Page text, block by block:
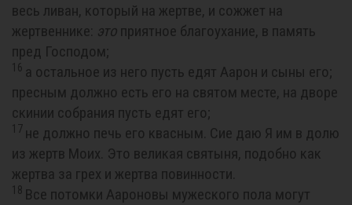
весь ливан, который на жертве, и сожжет на
жертвеннике: это приятное благоухание, в память
пред Господом;
16 а остальное из него пусть едят Аарон и сыны его;
пресным должно есть его на святом месте, на дворе
скинии собрания пусть едят его;
17 не должно печь его квасным. Сие даю Я им в долю
из жертв Моих. Это великая святыня, подобно как
жертва за грех и жертва повинности.
18 Все потомки Аароновы мужеского пола могут